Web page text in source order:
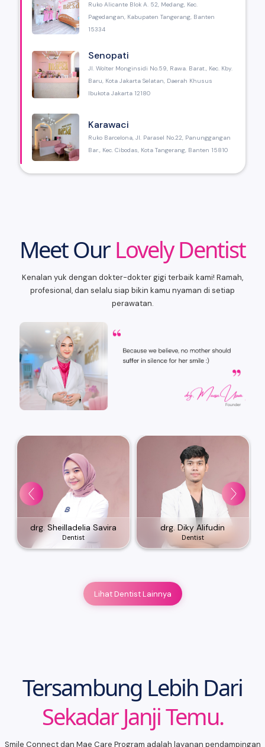
Ruko Alicante Blok A. 52, Medang, Kec.
Pagedangan, Kabupaten Tangerang, Banten
15334
Senopati
Jl. Wolter Monginsidi No.59, Rawa. Barat., Kec. Kby.
Baru, Kota Jakarta Selatan, Daerah Khusus
Ibukota Jakarta 12180
Karawaci
Ruko Barcelona, Jl. Parasel No.22, Panunggangan
Bar., Kec. Cibodas, Kota Tangerang, Banten 15810
Meet OurLovely Dentist
Kenalan yuk dengan dokter-dokter gigi terbaik kami! Ramah,
profesional, dan selalu siap bikin kamu nyaman di setiap
perawatan.
drg. Sheilladelia Savira
Dentist
drg. Diky Alifudin
Dentist
Lihat Dentist Lainnya
Tersambung Lebih Dari
Sekadar Janji Temu.
Smile Connect dan Mae Care Program adalah layanan pendampingan